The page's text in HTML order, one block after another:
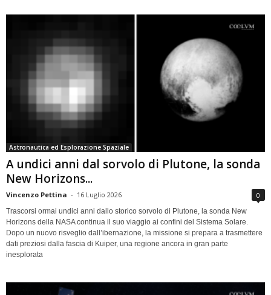
Astronautica ed Esplorazione Spaziale
A undici anni dal sorvolo di Plutone, la sonda
New Horizons...
Vincenzo Pettina - 16 Luglio 2026 0
Trascorsi ormai undici anni dallo storico sorvolo di Plutone, la sonda New
Horizons della NASA continua il suo viaggio ai confini del Sistema Solare.
Dopo un nuovo risveglio dall’ibernazione, la missione si prepara a trasmettere
dati preziosi dalla fascia di Kuiper, una regione ancora in gran parte
inesplorata